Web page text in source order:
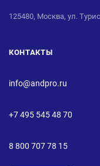
125480, Москва, ул.
КОНТАКТЫ
info@andpro.ru
+7 495 545 48 70
8 800 707 78 15